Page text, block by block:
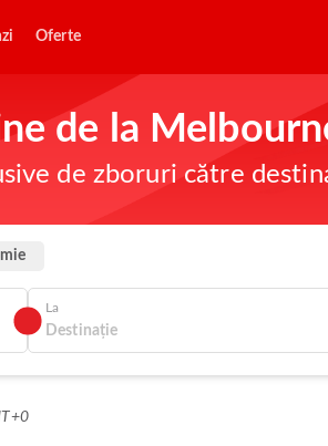
Oferte
de la
de zboruri către
La